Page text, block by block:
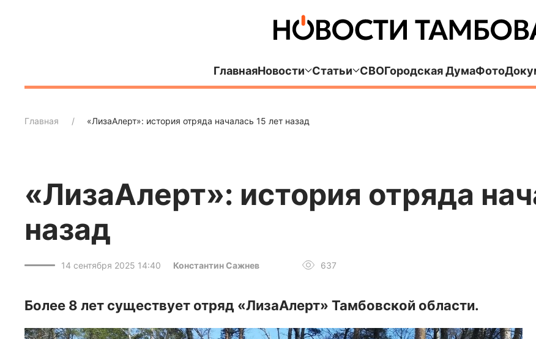
ГлавнаяНовости Статьи СВОГородская ДумаФото
Главная «ЛизаАлерт»: история отряда началась 15 лет назад
«ЛизаАлерт»: история отряда
назад
14 сентября 2025 14:40 Константин Сажнев 637
Более 8 лет существует отряд «ЛизаАлерт» Тамбовской области.